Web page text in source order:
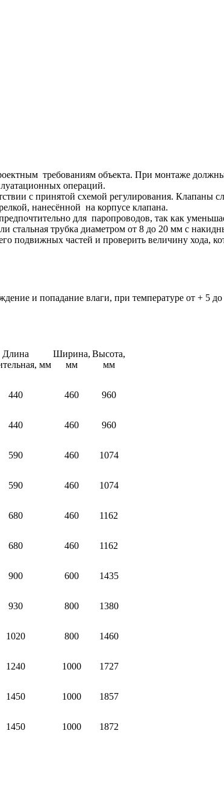
требованиям объекта. При монтаже
операций.
с принятой схемой регулирования. Клапаны
нанесённой на корпусе клапана.
для паропроводов, так как
стальная трубка диаметром от 8 до 20 мм с
подвижных частей и проверить величину хода,
и попадание влаги, при температуре от + 5
Длина
мм
Ширина,
мм
Высота,
мм
440 460 960
440 460 960
590 460 1074
590 460 1074
680 460 1162
680 460 1162
900 600 1435
930 800 1380
1020 800 1460
1240 1000 1727
1450 1000 1857
1450 1000 1872